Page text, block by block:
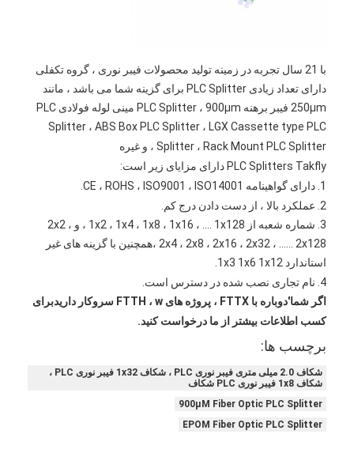
MPO MTP
WDM MUX DEMUX
تقسیم کننده فیبر نوری PLC
کابل فیبر نوری
فیش نوری Patchcord
رنگدانه فیبر نوری
آداپتور فیبر نوری
اتصال فیبر نوری
جعبه خاتمه فیبر نوری
پنل پچ فیبر نوری
با 21 سال تجربه در زمینه تولید محصولات فیبر نوری ، گروه تکفلی
دارای تعداد زیادی PLC Splitter برای گزینه شما می باشد ، مانند
250μm فیبر برهنه PLC Splitter ، 900μm مینی لوله فولادی PLC
Splitter ، ABS Box PLC Splitter ، LGX Cassette type PLC
Splitter ، Rack Mount PLC Splitter ، و غیره
PLC Splitters Takfly دارای مزایای زیر است:
1. دارای گواهینامه CE ، ROHS ، ISO9001 ، ISO14001.
2. عملکرد بالا ، از دست دادن درج کم.
3. شماره شعبه از 1x2 ، 1x4 ، 1x8 ، 1x16 ، .... 1x128 ، و 2x2 ،
2x4 ، 2x8 ، 2x16 ، 2x32 ، ...... 2x128 ، همچنین با گزینه های غیر
استاندارد 1x3 1x6 1x12.
4. نام تجاری نصب شده در دسترس است.
اگر شما'دوباره با FTTX ، پروژه های FTTH ، w سروکار دارید
برای
کسب اطلاعات بیشتر از ما درخواست کنید.
برچسب ها:
شکاف 2.0 میلی متری فیبر نوری PLC ، شکاف 1x32 فیبر نوری PLC ،
شکاف 1x8 فیبر نوری PLC شکاف
900μM Fiber Optic PLC Splitter
EPOM Fiber Optic PLC Splitter